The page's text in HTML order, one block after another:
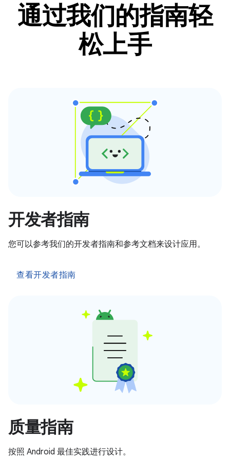
通过我们的指南轻
松上手
开发者指南
您可以参考我们的开发者指南和参考文档来设计应用。
查看开发者指南
质量指南
按照 Android 最佳实践进行设计。